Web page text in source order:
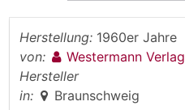
Herstellung: 1960er Jahre
von:
Westermann
Hersteller
in:
Braunschweig